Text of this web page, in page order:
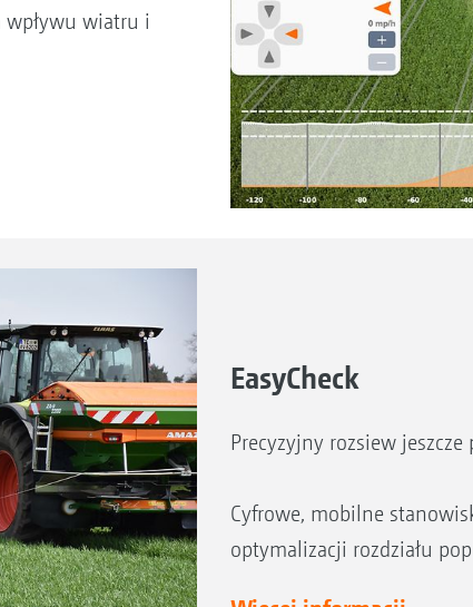
wpływu wiatru i
EasyCheck
Precyzyjny rozsiew jeszcze
Cyfrowe, mobilne
optymalizacji rozdziału